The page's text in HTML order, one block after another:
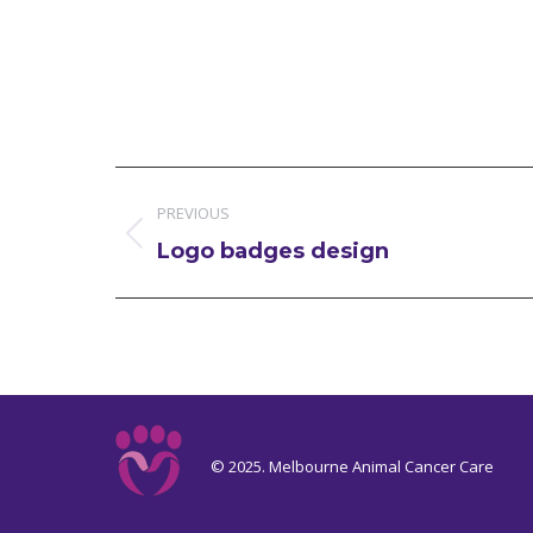
navigation
PREVIOUS
Previous
Logo badges design
© 2025. Melbourne Animal Cancer Care